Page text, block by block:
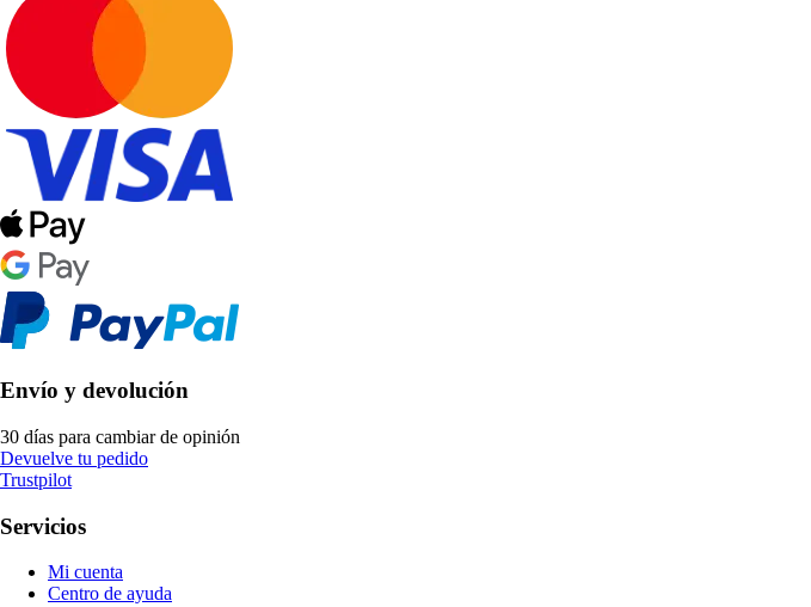
Envío y devolución
30 días para cambiar de opinión
Devuelve tu pedido
Trustpilot
Servicios
Mi cuenta
Centro de ayuda